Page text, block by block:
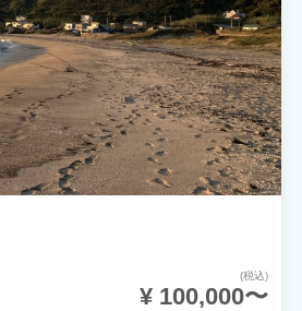
(税込)
¥ 100,000〜